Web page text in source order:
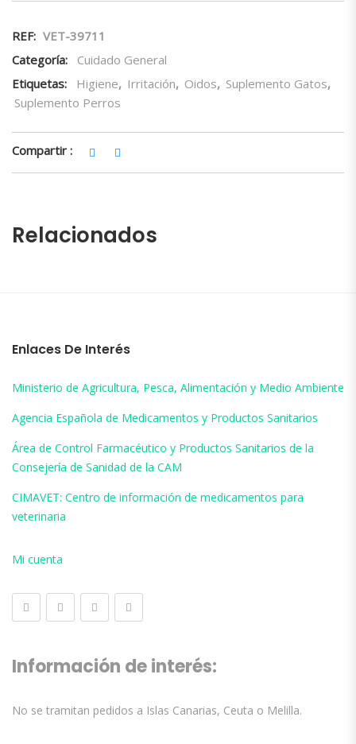
REF: VET-39711
Categoría:
Cuidado General
Etiquetas:
Higiene, Irritación, Oidos, Suplemento Gatos,
Suplemento Perros
Compartir :
Relacionados
Enlaces De Interés
Ministerio de Agricultura, Pesca, Alimentación y Medio Ambiente
Agencia Española de Medicamentos y Productos Sanitarios
Área de Control Farmacéutico y Productos Sanitarios de la
Consejería de Sanidad de la CAM
CIMAVET: Centro de información de medicamentos para
veterinaria
Mi cuenta
Información de interés:
No se tramitan pedidos a Islas Canarias, Ceuta o Melilla.